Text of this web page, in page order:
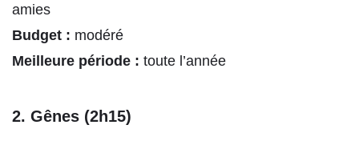
amies
Budget : modéré
Meilleure période : toute l’année
2. Gênes (2h15)